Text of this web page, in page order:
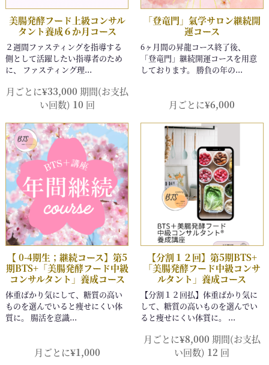
月ごとに¥33,000 期間(お支払
い回数) 10 回 月ごとに¥6,000
月ごとに¥1,000
月ごとに¥8,000 期間(お支払
い回数) 12 回